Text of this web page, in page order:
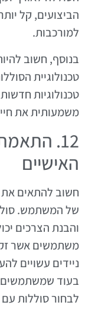
הביצועים, קל
למורכבות.
בנוסף, חשוב
טכנולוגיית
טכנולוגיות
משמעותית את
12.
האישיים
חשוב להתאים את
של המשתמש.
והבנת הצרכים
משתמשים אשר
ניידים עשויים
בעוד שמשתמשים
לבחור סוללות עם